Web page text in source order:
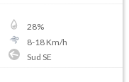
28%
8-18Km/h
Sud SE